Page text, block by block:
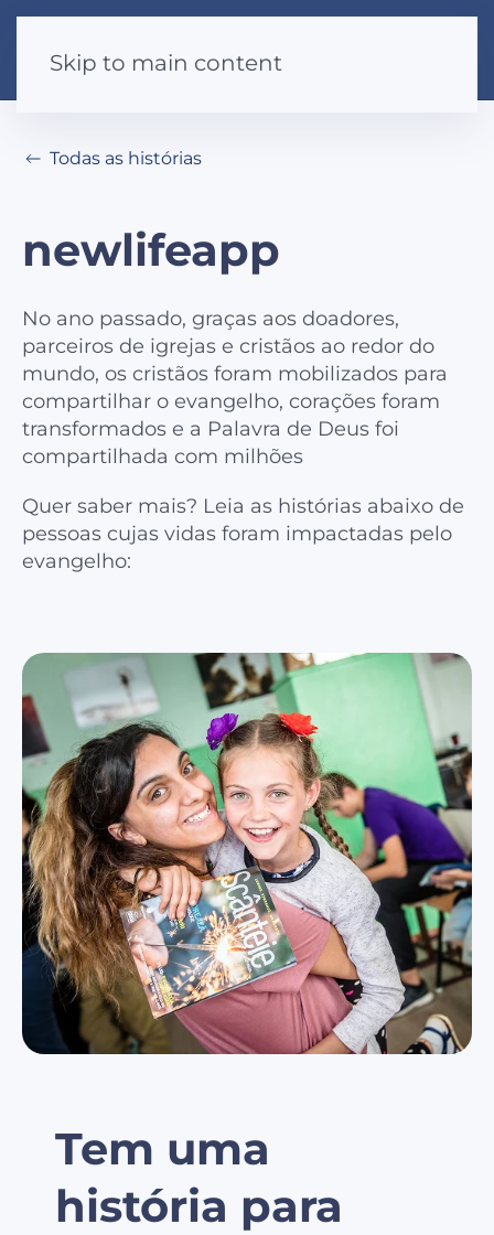
Skip to main content
Todas as histórias
newlifeapp
No ano passado, graças aos doadores,
parceiros de igrejas e cristãos ao redor do
mundo, os cristãos foram mobilizados para
compartilhar o evangelho, corações foram
transformados e a Palavra de Deus foi
compartilhada com milhões
Quer saber mais? Leia as histórias abaixo de
pessoas cujas vidas foram impactadas pelo
evangelho:
Tem uma
história para